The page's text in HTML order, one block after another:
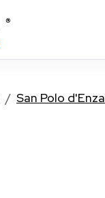
San Polo d'Enza